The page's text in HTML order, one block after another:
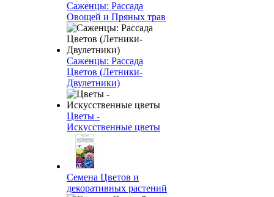
Саженцы: Рассада
Овощей и Пряных трав
Саженцы: Рассада
Цветов (Летники-
Двулетники)
Цветы -
Искусственные цветы
Семена Цветов и
декоративных растений